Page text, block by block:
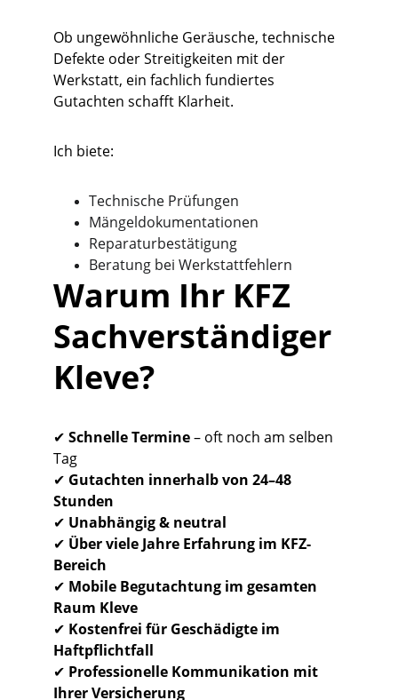
Ob ungewöhnliche Geräusche, technische
Defekte oder Streitigkeiten mit der
Werkstatt, ein fachlich fundiertes
Gutachten schafft Klarheit.
Ich biete:
Technische Prüfungen
Mängeldokumentationen
Reparaturbestätigung
Beratung bei Werkstattfehlern
Warum Ihr KFZ
Sachverständiger
Kleve?
✔ Schnelle Termine – oft noch am selben
Tag
✔ Gutachten innerhalb von 24–48
Stunden
✔ Unabhängig & neutral
✔ Über viele Jahre Erfahrung im KFZ-
Bereich
✔ Mobile Begutachtung im gesamten
Raum Kleve
✔ Kostenfrei für Geschädigte im
Haftpflichtfall
✔ Professionelle Kommunikation mit
Ihrer Versicherung